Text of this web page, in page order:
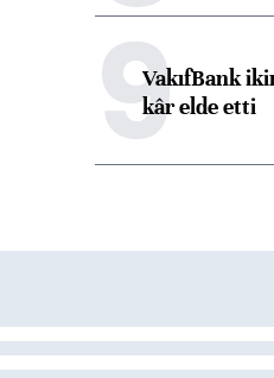
9VakıfBank
kâr elde etti